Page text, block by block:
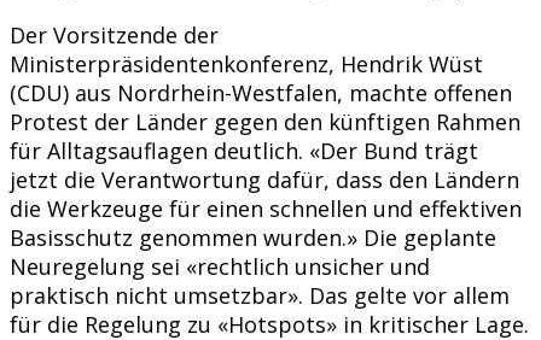
Der Vorsitzende der
Ministerpräsidentenkonferenz, Hendrik Wüst
(CDU) aus Nordrhein-Westfalen, machte offenen
Protest der Länder gegen den künftigen Rahmen
für Alltagsauflagen deutlich. «Der Bund trägt
jetzt die Verantwortung dafür, dass den Ländern
die Werkzeuge für einen schnellen und effektiven
Basisschutz genommen wurden.» Die geplante
Neuregelung sei «rechtlich unsicher und
praktisch nicht umsetzbar». Das gelte vor allem
für die Regelung zu «Hotspots» in kritischer Lage.